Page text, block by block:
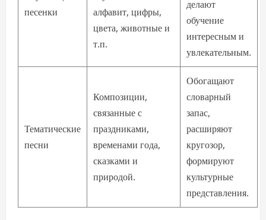
песенки
алфавит, цифры,
цвета, животные и
т.п.
делают
обучение
интересным и
увлекательным.
Тематические
песни
Композиции,
связанные с
праздниками,
временами года,
сказками и
природой.
Обогащают
словарный
запас,
расширяют
кругозор,
формируют
культурные
представления.